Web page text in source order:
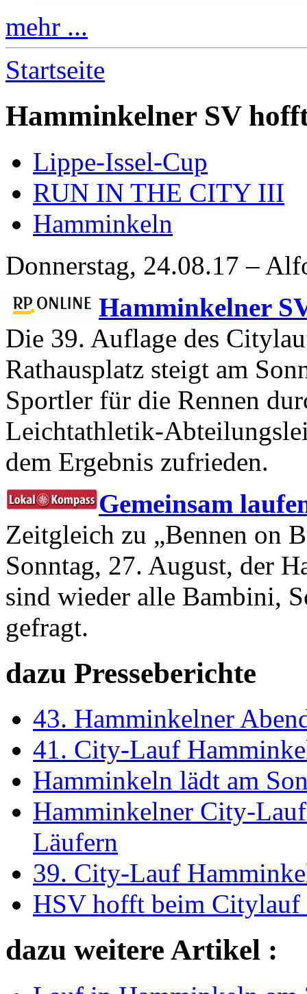
mehr ...
Startseite
Hamminkelner SV
Lippe-Issel-Cup
RUN IN THE CITY III
Hamminkeln
Donnerstag, 24.08.17 –
Hamminkelner
Die 39. Auflage des
Rathausplatz steigt am
Sportler für die Rennen
Leichtathletik-
dem Ergebnis zufrieden.
Gemeinsam
Zeitgleich zu „Bennen on
Sonntag, 27. August, der
sind wieder alle Bambini,
gefragt.
dazu Presseberichte
43. Hamminkelner
41. City-Lauf
Hamminkeln lädt am
Hamminkelner City-
Läufern
39. City-Lauf
HSV hofft beim Citylauf
dazu weitere Artikel :